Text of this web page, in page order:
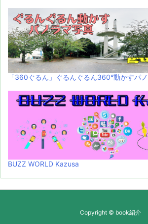
「360ぐるん」ぐるんぐるん360°動かすパ
BUZZ WORLD Kazusa
Copyright © book紹介